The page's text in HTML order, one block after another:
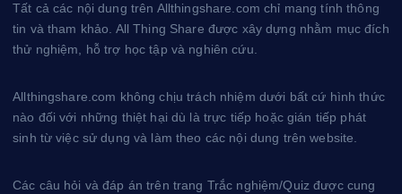
Tất cả các nội dung trên Allthingshare.com chỉ mang tính thông
tin và tham khảo. All Thing Share được xây dựng nhằm mục đích
thử nghiệm, hỗ trợ học tập và nghiên cứu.
Allthingshare.com không chịu trách nhiệm dưới bất cứ hình thức
nào đối với những thiệt hại dù là trực tiếp hoặc gián tiếp phát
sinh từ việc sử dụng và làm theo các nội dung trên website.
Các câu hỏi và đáp án trên trang Trắc nghiệm/Quiz được cung